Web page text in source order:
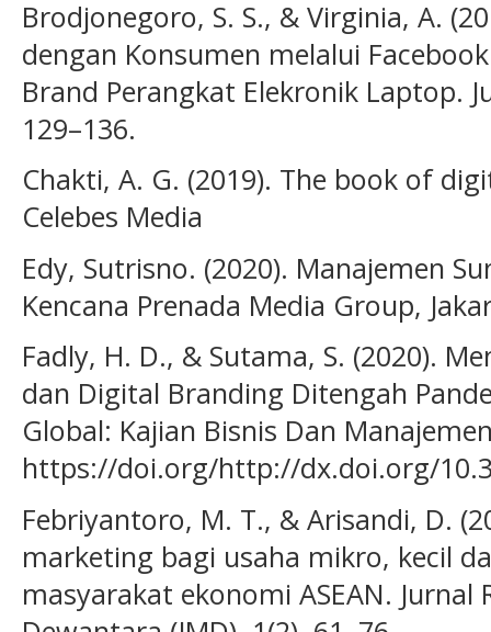
Brodjonegoro, S. S., & Virginia, A.
dengan Konsumen melalui
Brand Perangkat Elekronik Laptop.
129–136.
Chakti, A. G. (2019). The book of
Celebes Media
Edy, Sutrisno. (2020). Manajemen
Kencana Prenada Media Group,
Fadly, H. D., & Sutama, S. (2020).
dan Digital Branding Ditengah
Global: Kajian Bisnis Dan
https://doi.org/http://dx.doi.org/
Febriyantoro, M. T., & Arisandi, D.
marketing bagi usaha mikro, kecil
masyarakat ekonomi ASEAN. Jurnal